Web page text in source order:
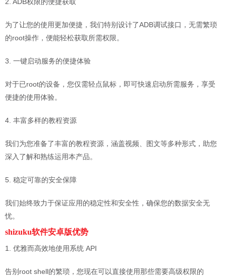
2. ADB权限的便捷获取
为了让您的使用更加便捷，我们特别设计了ADB调试接口，无需繁琐
的root操作，便能轻松获取所需权限。
3. 一键启动服务的便捷体验
对于已root的设备，您仅需轻点鼠标，即可快速启动所需服务，享受
便捷的使用体验。
4. 丰富多样的教程资源
我们为您准备了丰富的教程资源，涵盖视频、图文等多种形式，助您
深入了解和熟练运用本产品。
5. 稳定可靠的安全保障
我们始终致力于保证应用的稳定性和安全性，确保您的数据安全无
忧。
shizuku软件安卓版优势
1. 优雅而高效地使用系统 API
告别root shell的繁琐，您现在可以直接使用那些需要高级权限的